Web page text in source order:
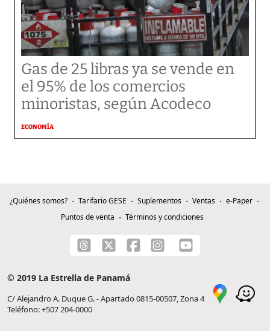
Gas de 25 libras ya se vende en
el 95% de los comercios
minoristas, según Acodeco
ECONOMÍA
¿Quiénes somos? Tarifario GESE Suplementos Ventas
e-Paper
Puntos de venta
Términos y condiciones
© 2019 La Estrella de Panamá
C/ Alejandro A. Duque G. - Apartado 0815-00507, Zona 4
Teléfono: +507 204-0000